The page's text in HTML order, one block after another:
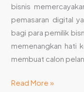
bisnis
pemasaran digital
bagi para pemilik
memenangkan hati
membuat calon
Read More »